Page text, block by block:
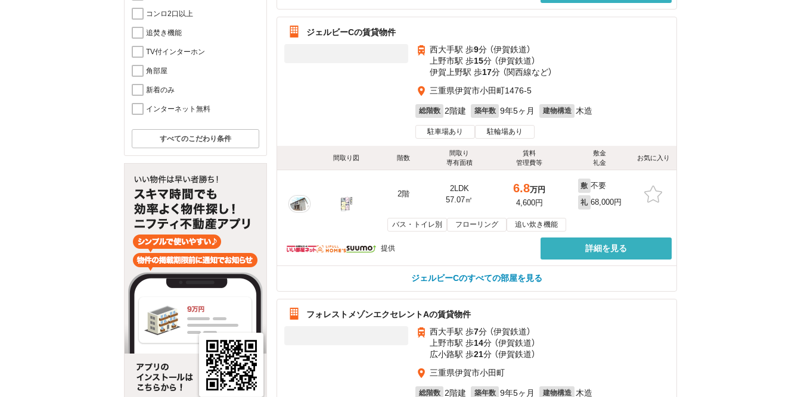
コンロ2口以上
追焚き機能
TV付インターホン
角部屋
新着のみ
インターネット無料
すべてのこだわり条件
ジェルビーCの賃貸物件
西大手駅 歩9分 （伊賀鉄道）
上野市駅 歩15分 （伊賀鉄道）
伊賀上野駅 歩17分 （関西線など）
三重県伊賀市小田町1476-5
総階数 2階建 築年数 9年5ヶ月 建物構造 木造
駐車場あり 駐輪場あり
間取り図 階数
間取り
専有面積
賃料
管理費等
敷金
礼金
お気に入り
2階
2LDK
57.07㎡
6.8万円
4,600円
敷 不要
礼 68,000円
バス・トイレ別 フローリング 追い炊き機能
提供 詳細を見る
ジェルビーCのすべての部屋を見る
フォレストメゾンエクセレントAの賃貸物件
西大手駅 歩7分 （伊賀鉄道）
上野市駅 歩14分 （伊賀鉄道）
広小路駅 歩21分 （伊賀鉄道）
三重県伊賀市小田町
総階数 2階建 築年数 9年5ヶ月 建物構造 木造